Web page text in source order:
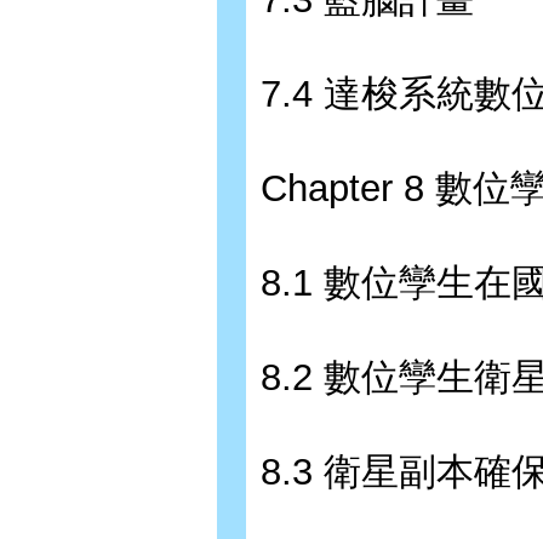
7.4 達梭系統數
Chapter 8 數位
8.1 數位孿生在
8.2 數位孿生衛
8.3 衛星副本確